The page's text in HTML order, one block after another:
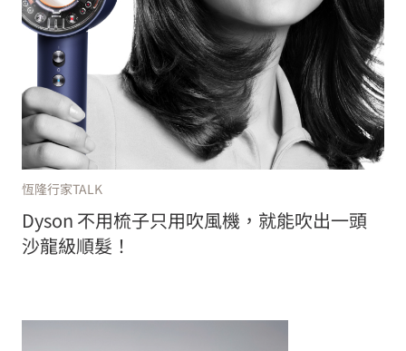
恆隆行家TALK
Dyson 不用梳子只用吹風機，就能吹出一頭
沙龍級順髮！